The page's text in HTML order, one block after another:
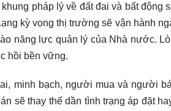
pháp lý về đất đai và bất động
kỳ vọng thị trường sẽ vận hành
năng lực quản lý của Nhà nước.
hồi bền vững.
minh bạch, người mua và người
sẽ thay thế dần tình trạng áp đặt